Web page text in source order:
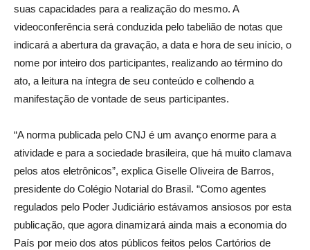
suas capacidades para a realização do mesmo. A
videoconferência será conduzida pelo tabelião de notas que
indicará a abertura da gravação, a data e hora de seu início, o
nome por inteiro dos participantes, realizando ao término do
ato, a leitura na íntegra de seu conteúdo e colhendo a
manifestação de vontade de seus participantes.
“A norma publicada pelo CNJ é um avanço enorme para a
atividade e para a sociedade brasileira, que há muito clamava
pelos atos eletrônicos”, explica Giselle Oliveira de Barros,
presidente do Colégio Notarial do Brasil. “Como agentes
regulados pelo Poder Judiciário estávamos ansiosos por esta
publicação, que agora dinamizará ainda mais a economia do
País por meio dos atos públicos feitos pelos Cartórios de